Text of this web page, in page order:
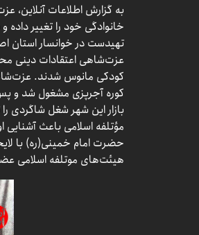
به گزارش اطلاعات آنلاین،
تهیدست در خوانسار استان
عزت‌شاهی اعتقادات دینی
کودکی مانوس شدند.
کوره آجرپزی مشغول شد و
بازار این شهر شغل
مؤتلفه اسلامی باعث
حضرت امام خمینی(ره) با
هیئت‌های موتلفه اسلامی